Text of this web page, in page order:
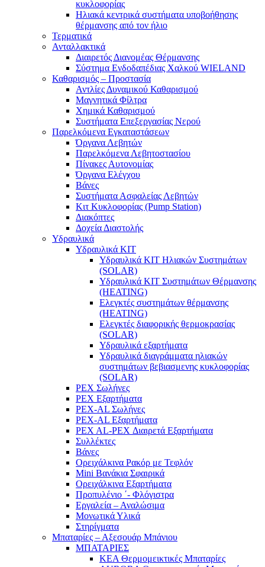
κυκλοφορίας
Ηλιακά κεντρικά συστήματα υποβοήθησης
θέρμανσης από τον ήλιο
Τερματικά
Ανταλλακτικά
Διαιρετός Διανομέας Θέρμανσης
Σύστημα Ενδοδαπέδιας Χαλκού WIELAND
Καθαρισμός – Προστασία
Αντλίες Δυναμικού Καθαρισμού
Μαγνητικά Φίλτρα
Χημικά Καθαρισμού
Συστήματα Επεξεργασίας Νερού
Παρελκόμενα Εγκαταστάσεων
Όργανα Λεβητών
Παρελκόμενα Λεβητοστασίου
Πίνακες Αυτονομίας
Όργανα Ελέγχου
Βάνες
Συστήματα Ασφαλείας Λεβητών
Κιτ Κυκλοφορίας (Pump Station)
Διακόπτες
Δοχεία Διαστολής
Υδραυλικά
Υδραυλικά ΚΙΤ
Υδραυλικά ΚΙΤ Ηλιακών Συστημάτων
(SOLAR)
Υδραυλικά ΚΙΤ Συστημάτων Θέρμανσης
(HEATING)
Ελεγκτές συστημάτων θέρμανσης
(ΗΕΑΤING)
Ελεγκτές διαφορικής θερμοκρασίας
(SOLAR)
Υδραυλικά εξαρτήματα
Υδραυλικά διαγράμματα ηλιακών
συστημάτων βεβιασμενης κυκλοφορίας
(SOLAR)
PEX Σωλήνες
PEX Εξαρτήματα
PEX-AL Σωλήνες
PEX-AL Εξαρτήματα
PEX AL-PEX Διαιρετά Εξαρτήματα
Συλλέκτες
Βάνες
Ορειχάλκινα Ρακόρ με Τεφλόν
Mini Βανάκια Σφαιρικά
Ορειχάλκινα Εξαρτήματα
Προπυλένιο ΄- Φλόγιστρα
Εργαλεία – Αναλώσιμα
Μονωτικά Υλικά
Στηρίγματα
Μπαταρίες – Αξεσουάρ Μπάνιου
ΜΠΑΤΑΡΙΕΣ
KEA Θερμομεικτικές Μπαταρίες